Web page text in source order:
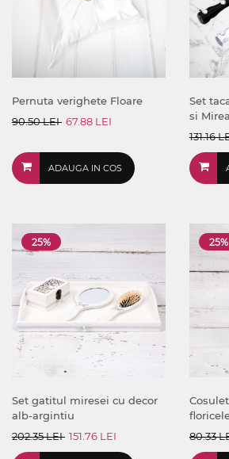
Pernuta verighete Floare
90.50 LEI 67.88 LEI
ADAUGA IN COS
Set
si
131.16
25%
Set gatitul miresei cu decor
alb-argintiu
202.35 LEI 151.76 LEI
25%
80.33